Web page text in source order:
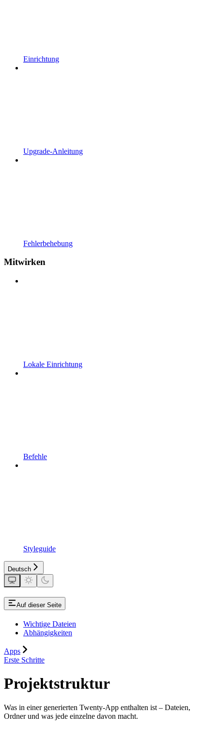
Einrichtung
Upgrade-Anleitung
Fehlerbehebung
Mitwirken
Lokale Einrichtung
Befehle
Styleguide
Deutsch
Auf dieser Seite
Wichtige Dateien
Abhängigkeiten
Apps
Erste Schritte
Projektstruktur
Was in einer generierten Twenty-App enthalten ist – Dateien,
Ordner und was jede einzelne davon macht.